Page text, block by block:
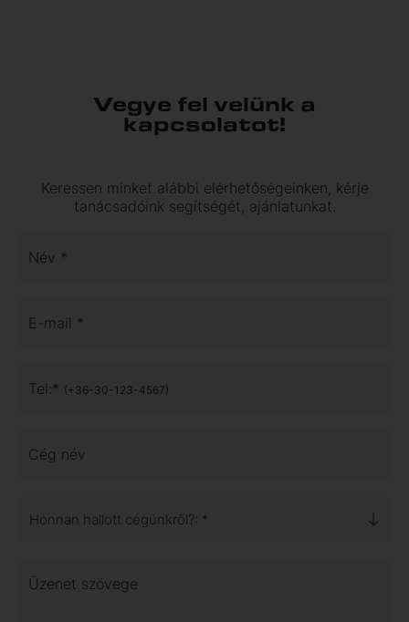
Vegye fel velünk a
kapcsolatot!
Keressen minket alábbi elérhetőségeinken, kérje
tanácsadóink segítségét, ajánlatunkat.
Név *
E-mail *
Tel:* (+36-30-123-4567)
Cég név
Honnan hallott cégünkről?: *
Üzenet szövege